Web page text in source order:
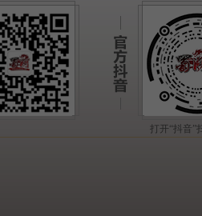
打开“抖音”